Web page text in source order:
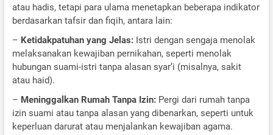
atau hadis, tetapi para ulama menetapkan beberapa indikator
berdasarkan tafsir dan fiqih, antara lain:
– Ketidakpatuhan yang Jelas:Istri dengan sengaja menolak
melaksanakan kewajiban pernikahan, seperti menolak
hubungan suami-istri tanpa alasan syar’i (misalnya, sakit
atau haid).
– Meninggalkan Rumah Tanpa Izin:Pergi dari rumah tanpa
izin suami atau tanpa alasan yang dibenarkan, seperti untuk
keperluan darurat atau menjalankan kewajiban agama.